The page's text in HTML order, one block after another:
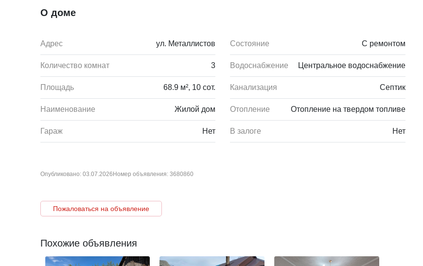
Просторный зал, две спальни, светлая, просторная кухня-столовая.
Молодежный, СОК Атлант, банк, ЦОН, налоговая, ДЮСШ, поликлиника, аптека, клиника медицинского
Идеальный вариант для семьи!
Звоните для записи на просмотр!
О доме
Адрес ул. Металлистов
Количество комнат 3
Площадь 68.9 м², 10 сот.
Наименование Жилой дом
Гараж Нет
Состояние С ремонтом
Водоснабжение Центральное водоснабжение
Канализация Септик
Отопление Отопление на твердом топливе
В залоге Нет
Опубликовано: 03.07.2026 Номер объявления: 3680860
Пожаловаться на объявление
Похожие объявления